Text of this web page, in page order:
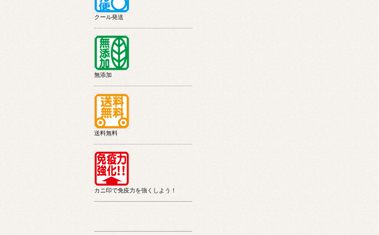
クール発送
無添加
送料無料
カニ印で免疫力を強くしよう！